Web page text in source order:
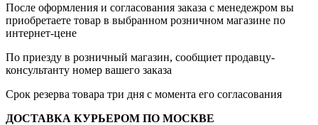
После оформления и согласования заказа с менедежром вы
приобретаете товар в выбранном розничном магазине по
интернет-цене
По приезду в розничный магазин, сообщиет продавцу-
консультанту номер вашего заказа
Срок резерва товара три дня с момента его согласования
ДОСТАВКА КУРЬЕРОМ ПО МОСКВЕ